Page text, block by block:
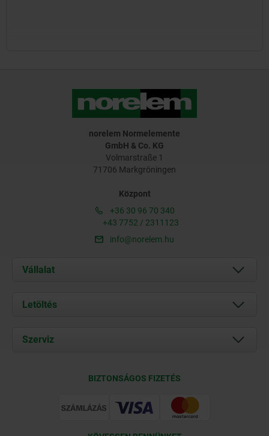
norelem Normelemente
GmbH & Co. KG
Volmarstraße 1
71706 Markgröningen
Központ
+36 30 96 70 340
+43 7752 / 2311123
info@norelem.hu
Vállalat
Rólunk
Kapcsolat
Letöltés
Documents
Szerviz
BIZTONSÁGOS FIZETÉS